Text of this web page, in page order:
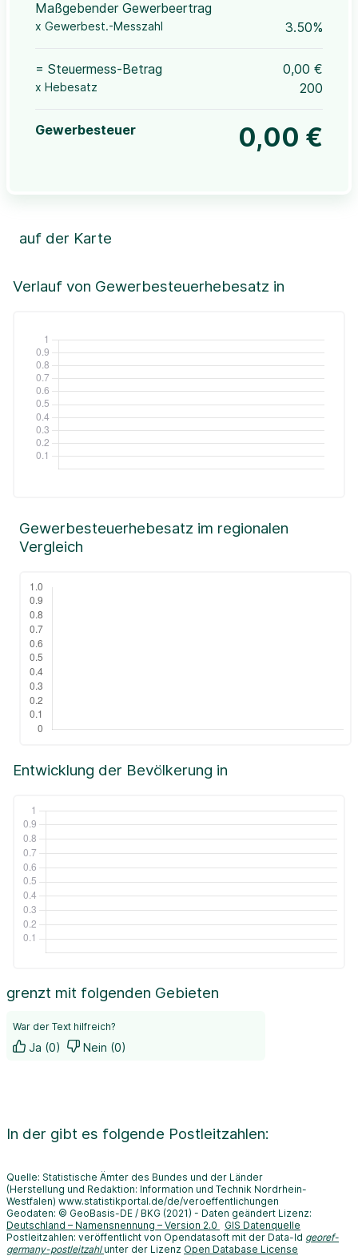
Maßgebender Gewerbeertrag
x Gewerbest.-Messzahl 3.50%
= Steuermess-Betrag 0,00 €
x Hebesatz 200
Gewerbesteuer 0,00 €
Verlauf von Gewerbesteuerhebesatz in
auf der Karte
+
Leaflet|©OpenStreetMap, ©CartoDB,
Entwicklung der Bevölkerung in
Gewerbesteuerhebesatz im regionalen
Vergleich
grenzt mit folgenden Gebieten
War der Text hilfreich?
Ja (0) Nein (0)
In der gibt es folgende Postleitzahlen:
Quelle: Statistische Ämter des Bundes und der Länder
(Herstellung und Redaktion: Information und Technik Nordrhein-
Westfalen) www.statistikportal.de/de/veroeffentlichungen
Geodaten: © GeoBasis-DE / BKG (2021) - Daten geändert Lizenz:
Deutschland – Namensnennung – Version 2.0
GIS Datenquelle
Postleitzahlen: veröffentlicht von Opendatasoft mit der Data-Id georef-
germany-postleitzahl unter der Lizenz Open Database License